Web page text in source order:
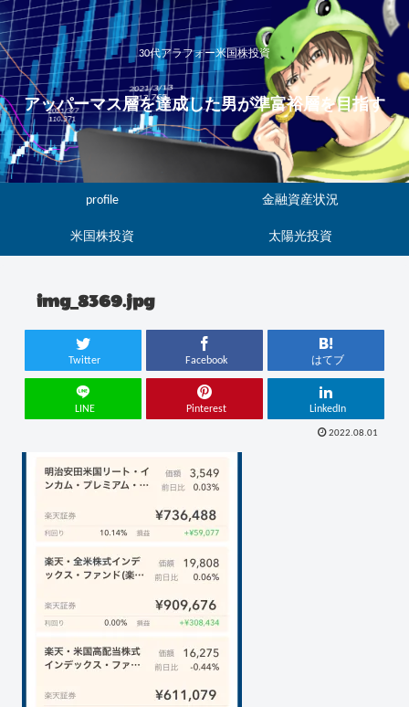
30代アラフォー米国株投資
アッパーマス層を達成した男が準富裕層を目指す
profile 金融資産状況
米国株投資 太陽光投資
img_8369.jpg
Twitter Facebook はてブ
LINE Pinterest LinkedIn
2022.08.01